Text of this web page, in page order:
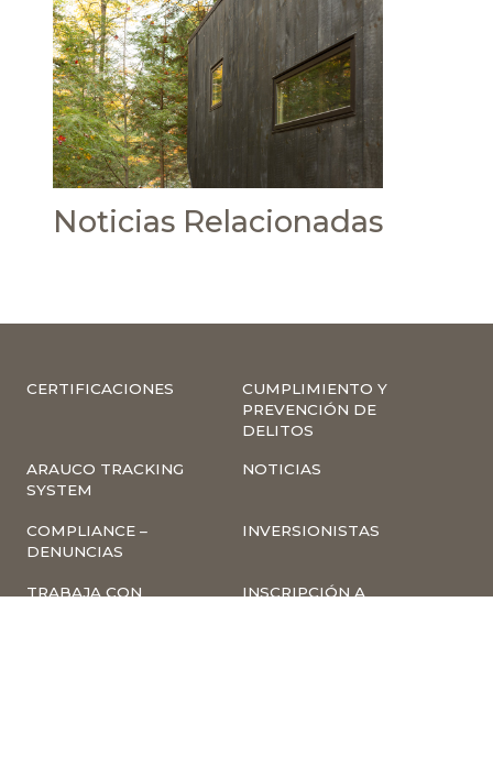
Noticias Relacionadas
CERTIFICACIONES
CUMPLIMIENTO Y
PREVENCIÓN DE
DELITOS
ARAUCO TRACKING
SYSTEM
NOTICIAS
COMPLIANCE –
DENUNCIAS
INVERSIONISTAS
TRABAJA CON
INSCRIPCIÓN A